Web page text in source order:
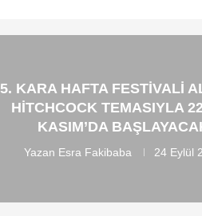
5. KARA HAFTA FESTIVALI
HITCHCOCK TEMASIYLA
KASIM’DA
Yazan Esra Fakibaba 24 Eylül